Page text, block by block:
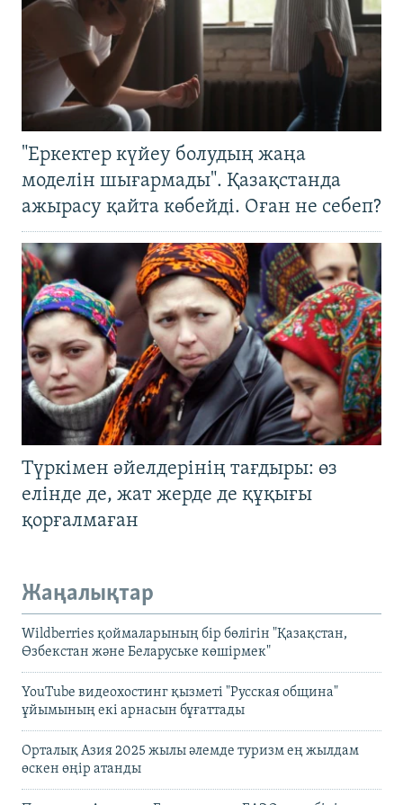
"Еркектер күйеу болудың жаңа
моделін шығармады". Қазақстанда
ажырасу қайта көбейді. Оған не себеп?
Түркімен әйелдерінің тағдыры: өз
елінде де, жат жерде де құқығы
қорғалмаған
Жаңалықтар
Wildberries қоймаларының бір бөлігін "Қазақстан,
Өзбекстан және Беларуське көшірмек"
YouTube видеохостинг қызметі "Русская община"
ұйымының екі арнасын бұғаттады
Орталық Азия 2025 жылы әлемде туризм ең жылдам
өскен өңір атанды